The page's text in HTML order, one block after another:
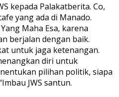
kepada Palakatberita. Co,
yang ada di Manado.
Maha Esa, karena
berjalan dengan baik.
untuk jaga ketenangan.
diri untuk
pilihan politik, siapa
JWS santun.